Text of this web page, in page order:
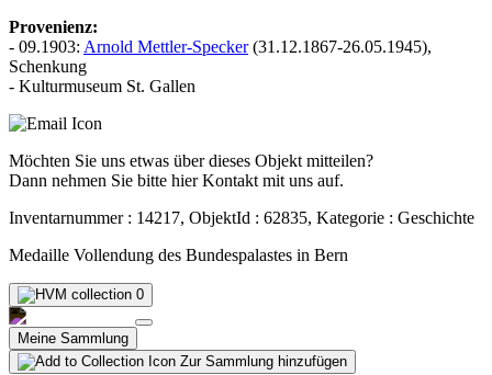
Provenienz:
- 09.1903: Arnold Mettler-Specker(31.12.1867-26.05.1945),
Schenkung
- Kulturmuseum St. Gallen
Möchten Sie uns etwas über dieses Objekt mitteilen?
Dann nehmen Sie bitte hier Kontakt mit uns auf.
Inventarnummer : 14217, ObjektId : 62835, Kategorie : Geschichte
Medaille Vollendung des Bundespalastes in Bern
0
Meine Sammlung
Zur Sammlung hinzufügen